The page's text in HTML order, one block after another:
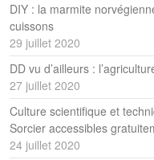
DIY : la marmite
cuissons
29 juillet 2020
DD vu d’ailleurs :
27 juillet 2020
Culture scientifique et
Sorcier accessibles
24 juillet 2020